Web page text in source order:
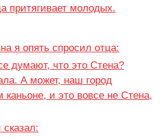
притягивает молодых.
я опять спросил отца:
думают, что это Стена?
А может, наш город
каньоне, и это вовсе не Стена,